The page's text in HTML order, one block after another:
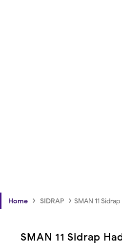
Home › SIDRAP › SMAN 11 Sidrap
SMAN 11 Sidrap